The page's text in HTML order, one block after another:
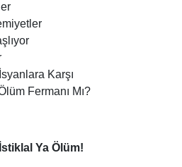
Karşı
Fermanı Mı?
Ya Ölüm!